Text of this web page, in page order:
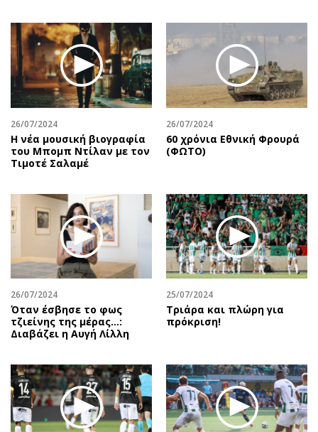
26/07/2024
Η νέα μουσική βιογραφία
του Μπομπ Ντίλαν με τον
Τιμοτέ Σαλαμέ
26/07/2024
60 χρόνια Εθνική Φρουρά
(ΦΩΤΟ)
26/07/2024
Όταν έσβησε το φως
τζιείνης της μέρας…:
Διαβάζει η Αυγή Λίλλη
25/07/2024
Τριάρα και πλώρη για
πρόκριση!